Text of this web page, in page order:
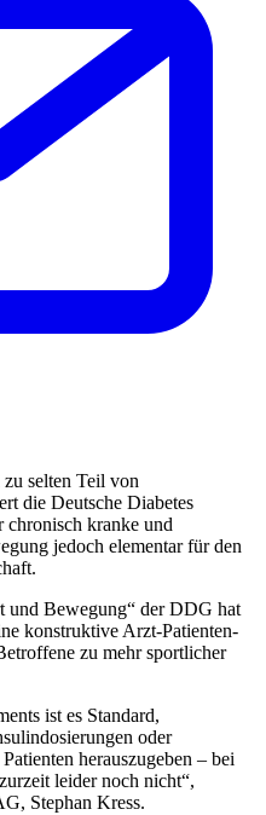
selten Teil von
die Deutsche Diabetes
chronisch kranke und
jedoch elementar für den
und Bewegung“ der DDG hat
konstruktive Arzt-Patienten-
zu mehr sportlicher
ist es Standard,
oder
herauszugeben – bei
leider noch nicht“,
Stephan Kress.